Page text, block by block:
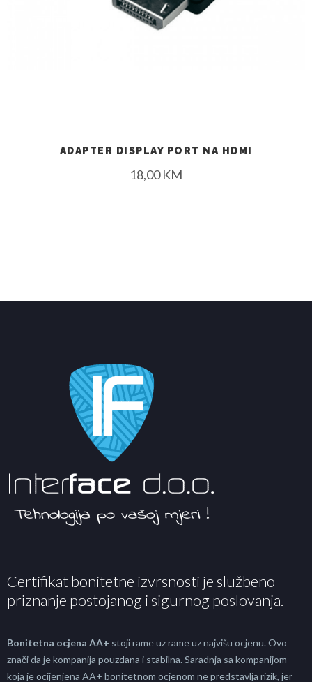
ADAPTER DISPLAY PORT NA HDMI
18,00KM
Certifikat bonitetne izvrsnosti je službeno
priznanje postojanog i sigurnog poslovanja.
Bonitetna ocjena AA+ stoji rame uz rame uz najvišu ocjenu. Ovo
znači da je kompanija pouzdana i stabilna. Saradnja sa kompanijom
koja je ocijenjena AA+ bonitetnom ocjenom ne predstavlja rizik, jer